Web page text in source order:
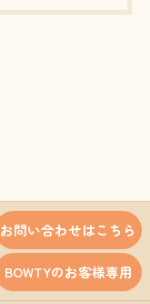
お問い合わせはこちら
BOWTYのお客様専用